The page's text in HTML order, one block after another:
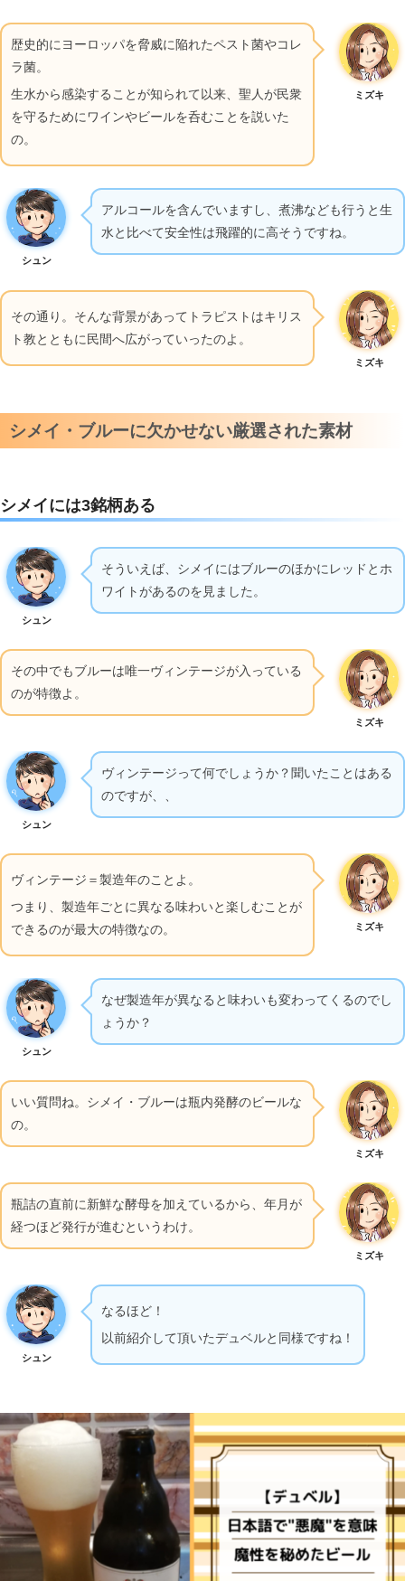
歴史的にヨーロッパを脅威に陥れたペスト菌やコレ
ラ菌。
生水から感染することが知られて以来、聖人が民衆
を守るためにワインやビールを呑むことを説いた
の。
ミズキ
シュン
アルコールを含んでいますし、煮沸なども行うと生
水と比べて安全性は飛躍的に高そうですね。
その通り。そんな背景があってトラピストはキリス
ト教とともに民間へ広がっていったのよ。
ミズキ
シメイ・ブルーに欠かせない厳選された素材
シメイには3銘柄ある
シュン
そういえば、シメイにはブルーのほかにレッドとホ
ワイトがあるのを見ました。
その中でもブルーは唯一ヴィンテージが入っている
のが特徴よ。
ミズキ
シュン
ヴィンテージって何でしょうか？聞いたことはある
のですが、、
ヴィンテージ＝製造年のことよ。
つまり、製造年ごとに異なる味わいと楽しむことが
できるのが最大の特徴なの。
ミズキ
シュン
なぜ製造年が異なると味わいも変わってくるのでし
ょうか？
いい質問ね。シメイ・ブルーは瓶内発酵のビールな
の。
ミズキ
瓶詰の直前に新鮮な酵母を加えているから、年月が
経つほど発行が進むというわけ。
ミズキ
シュン
なるほど！
以前紹介して頂いたデュベルと同様ですね！